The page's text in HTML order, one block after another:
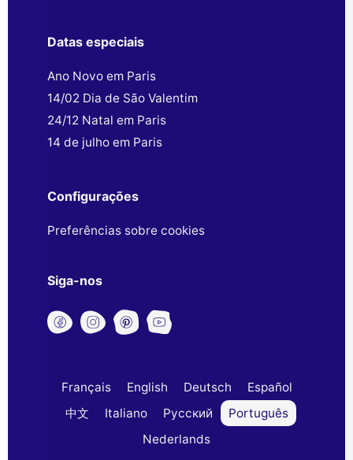
Datas especiais
Ano Novo em Paris
14/02 Dia de São Valentim
24/12 Natal em Paris
14 de julho em Paris
Configurações
Preferências sobre cookies
Siga-nos
Français English Deutsch
Español
中文
Italiano Русский
Português
Nederlands